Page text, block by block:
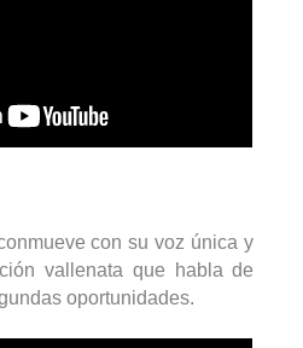
con su voz única y
vallenata que habla de
oportunidades.